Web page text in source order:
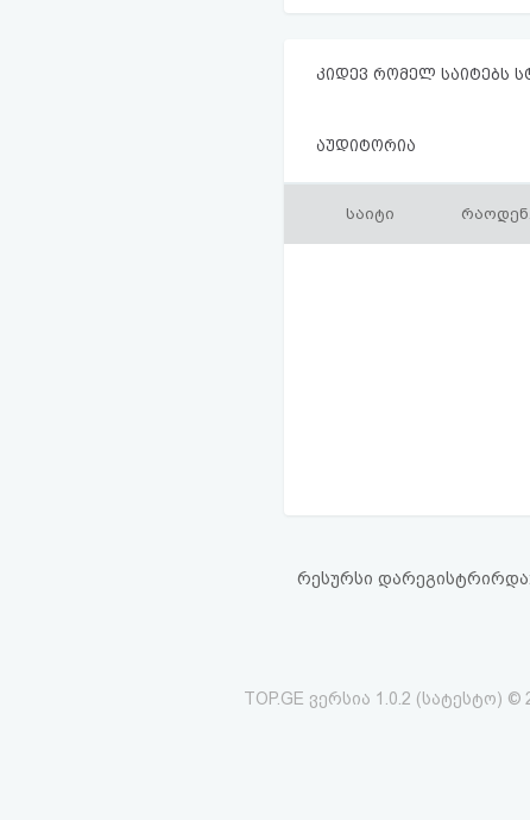
კიდევ რომელ საიტებს
აუდიტორია
საიტი რაოდენ.
რესურსი დარეგისტრირდა:
TOP.GE ვერსია 1.0.2 (სატესტო) ©